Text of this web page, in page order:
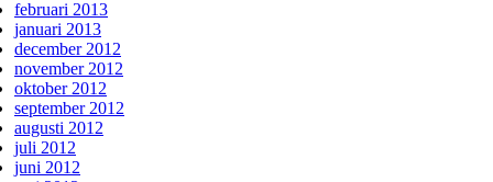
februari 2013
januari 2013
december 2012
november 2012
oktober 2012
september 2012
augusti 2012
juli 2012
juni 2012